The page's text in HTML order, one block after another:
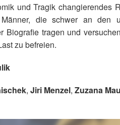
und Tragik changierendes
die schwer an den
Biografie tragen und
zu befreien.
, Jiri Menzel, Zuzana